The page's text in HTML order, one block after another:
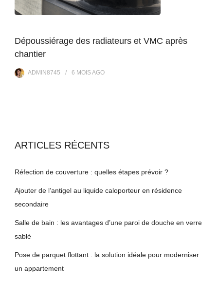
Dépoussiérage des radiateurs et VMC après
chantier
ADMIN8745 6 MOISAGO
ARTICLES RÉCENTS
Réfection de couverture : quelles étapes prévoir ?
Ajouter de l’antigel au liquide caloporteur en résidence
secondaire
Salle de bain : les avantages d’une paroi de douche en verre
sablé
Pose de parquet flottant : la solution idéale pour moderniser
un appartement